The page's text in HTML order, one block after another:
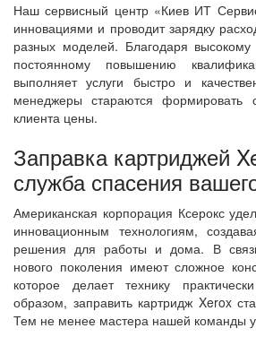
Наш сервисный центр «Киев ИТ
инновациями и проводит зарядку
разных моделей. Благодаря
постоянному повышению
выполняет услуги быстро и
менеджеры стараются формировать
клиента цены.
Заправка картриджей
служба спасения
Американская корпорация Ксерокс
инновационным технологиям,
решения для работы и дома. В
нового поколения имеют сложное
которое делает технику
образом, заправить картридж Xerox
Тем не менее мастера нашей команды